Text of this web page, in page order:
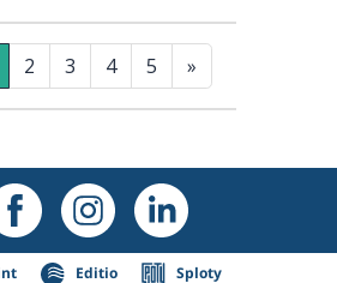
2 3 4 5 »
Editio Sploty